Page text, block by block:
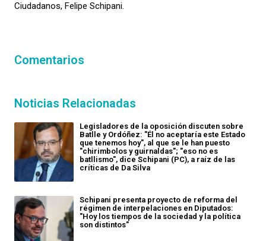
Ciudadanos, Felipe Schipani.
Comentarios
Noticias Relacionadas
Legisladores de la oposición discuten sobre
Batlle y Ordóñez: "Él no aceptaría este Estado
que tenemos hoy", al que se le han puesto
"chirimbolos y guirnaldas"; "eso no es
batllismo", dice Schipani (PC), a raíz de las
críticas de Da Silva
Schipani presenta proyecto de reforma del
régimen de interpelaciones en Diputados:
"Hoy los tiempos de la sociedad y la política
son distintos"